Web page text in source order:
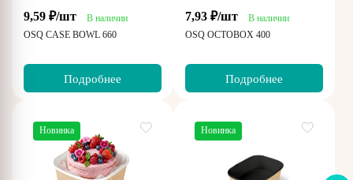
9,59 ₽/шт
В наличии
OSQ CASE BOWL 660
Подробнее
7,93 ₽/шт
В наличии
OSQ OCTOBOX 400
Подробнее
Новинка Новинка